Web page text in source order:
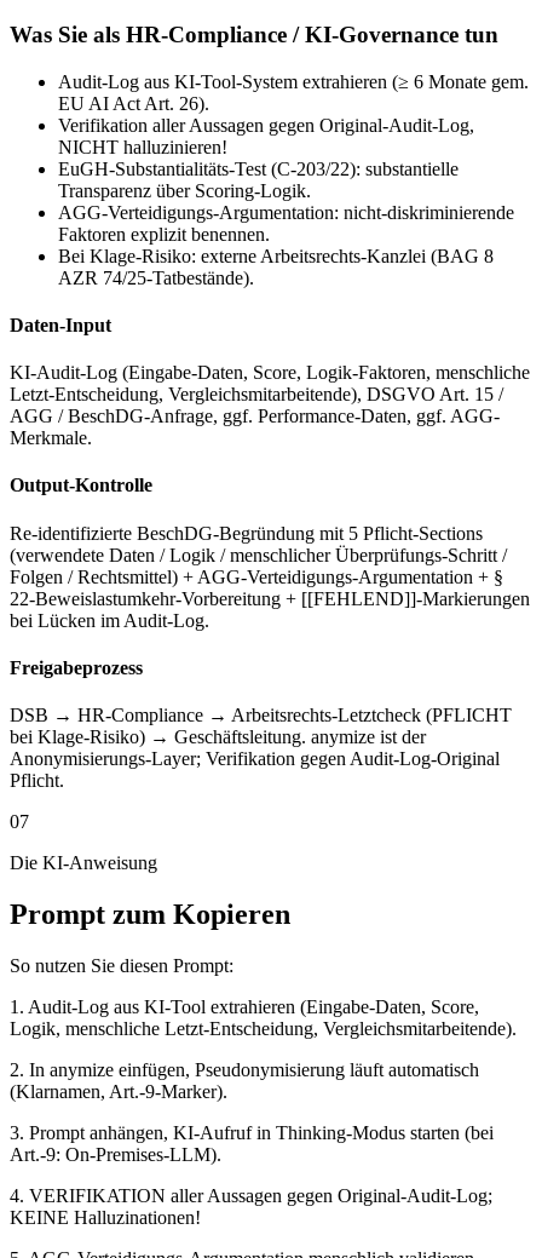
Was Sie als HR-Compliance / KI-Governance tun
Audit-Log aus KI-Tool-System extrahieren (≥ 6 Monate gem.
EU AI Act Art. 26).
Verifikation aller Aussagen gegen Original-Audit-Log,
NICHT halluzinieren!
EuGH-Substantialitäts-Test (C-203/22): substantielle
Transparenz über Scoring-Logik.
AGG-Verteidigungs-Argumentation: nicht-diskriminierende
Faktoren explizit benennen.
Bei Klage-Risiko: externe Arbeitsrechts-Kanzlei (BAG 8
AZR 74/25-Tatbestände).
Daten-Input
KI-Audit-Log (Eingabe-Daten, Score, Logik-Faktoren, menschliche
Letzt-Entscheidung, Vergleichsmitarbeitende), DSGVO Art. 15 /
AGG / BeschDG-Anfrage, ggf. Performance-Daten, ggf. AGG-
Merkmale.
Output-Kontrolle
Re-identifizierte BeschDG-Begründung mit 5 Pflicht-Sections
(verwendete Daten / Logik / menschlicher Überprüfungs-Schritt /
Folgen / Rechtsmittel) + AGG-Verteidigungs-Argumentation + §
22-Beweislastumkehr-Vorbereitung + [[FEHLEND]]-Markierungen
bei Lücken im Audit-Log.
Freigabeprozess
DSB → HR-Compliance → Arbeitsrechts-Letztcheck (PFLICHT
bei Klage-Risiko) → Geschäftsleitung. anymize ist der
Anonymisierungs-Layer; Verifikation gegen Audit-Log-Original
Pflicht.
07
Die KI-Anweisung
Prompt zum Kopieren
So nutzen Sie diesen Prompt:
1. Audit-Log aus KI-Tool extrahieren (Eingabe-Daten, Score,
Logik, menschliche Letzt-Entscheidung, Vergleichsmitarbeitende).
2. In anymize einfügen, Pseudonymisierung läuft automatisch
(Klarnamen, Art.-9-Marker).
3. Prompt anhängen, KI-Aufruf in Thinking-Modus starten (bei
Art.-9: On-Premises-LLM).
4. VERIFIKATION aller Aussagen gegen Original-Audit-Log;
KEINE Halluzinationen!